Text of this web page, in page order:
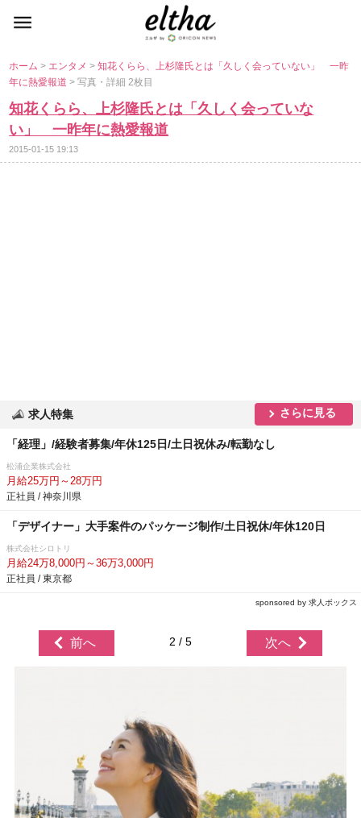
ホーム> エンタメ>知花くらら、上杉隆氏とは「久しく会っていない」 一昨
年に熱愛報道> 写真・詳細 2枚目
知花くらら、上杉隆氏とは「久しく会っていな
い」 一昨年に熱愛報道
2015-01-15 19:13
求人特集 さらに見る
「経理」/経験者募集/年休125日/土日祝休み/転勤なし
松浦企業株式会社
月給25万円～28万円
正社員 / 神奈川県
「デザイナー」大手案件のパッケージ制作/土日祝休/年休120日
株式会社シロトリ
月給24万8,000円～36万3,000円
正社員 / 東京都
sponsored by 求人ボックス
前へ 2 / 5 次へ